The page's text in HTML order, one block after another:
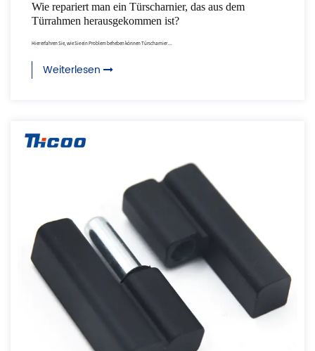
Wie repariert man ein Türscharnier, das aus dem
Türrahmen herausgekommen ist?
Hier erfahren Sie, wie Sie ein Problem beheben können Türscharnier ...
Weiterlesen